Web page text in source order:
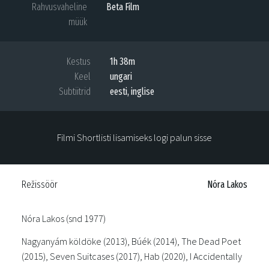
Rahvusvaheline
müük
Beta Film
Kestus
1h 38m
Keel
ungari
Subtiitrid
eesti, inglise
Filmi Shortlisti lisamiseks logi palun sisse
Režissöör Nóra Lakos
Nóra Lakos (snd 1977)
Nagyanyám köldöke (2013), Búék (2014), The Dead Poet
(2015), Seven Suitcases (2017), Hab (2020), I Accidentally